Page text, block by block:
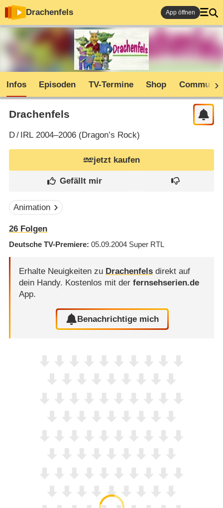
Drachenfels App öffnen
Infos Episoden TV-Termine Shop
Drachenfels
D/ IRL2004–2006 (Dragon’s Rock)
jetzt kaufen
Animation
26Folgen
Deutsche TV-Premiere 05.09.2004 Super RTL
Erhalte Neuigkeiten zu Drachenfelsdirekt auf
dein Handy. Kostenlos mit der fernsehserien.de
App.
Benachrichtige mich